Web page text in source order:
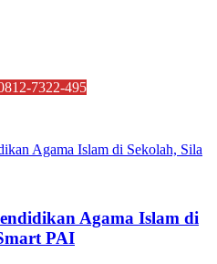
7322-495
Agama Islam di
PAI